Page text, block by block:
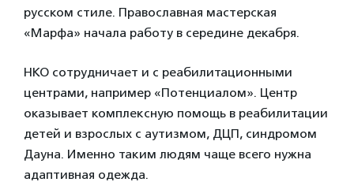
русском стиле. Православная мастерская
«Марфа» начала работу в середине декабря.
НКО сотрудничает и с реабилитационными
центрами, например «Потенциалом». Центр
оказывает комплексную помощь в реабилитации
детей и взрослых с аутизмом, ДЦП, синдромом
Дауна. Именно таким людям чаще всего нужна
адаптивная одежда.